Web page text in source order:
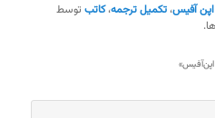
اپن آفیس،تکمیل ترجمه،کاتب توسط
اپن‌آفیس»